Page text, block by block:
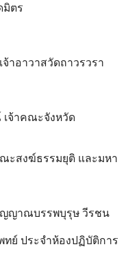
มิตร
าอาวาสวัดถาวรวรา
เจ้าคณะจังหวัด
ะสงฆ์ธรรมยุติ และมหา
ญญาณบรรพบุรุษ วีรชน
ย์ ประจำห้องปฏิบัติการ